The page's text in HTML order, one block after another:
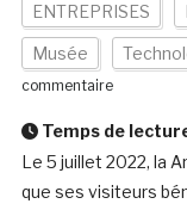
ENTREPRISES
Musée
commentaire
Temps de
Le 5 juillet 2022, la
que ses visiteurs